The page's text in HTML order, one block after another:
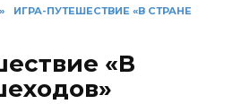
»
ИГРА-ПУТЕШЕСТВИЕ «В СТРАНЕ
«В